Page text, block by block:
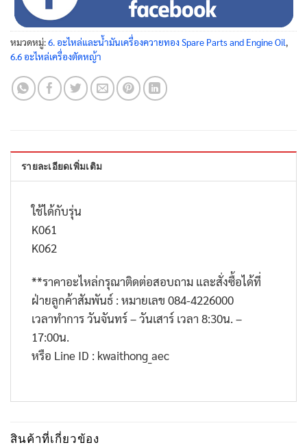
หมวดหมู่:6. อะไหล่และน้ำมันเครื่องควายทอง Spare Parts and Engine Oil
6.6 อะไหล่เครื่องตัดหญ้า
รายละเอียดเพิ่มเติม
ใช้ได้กับรุ่น
K061
K062
**ราคาอะไหล่กรุณาติดต่อสอบถาม และสั่งซื้อได้ที่
ฝ่ายลูกค้าสัมพันธ์ : หมายเลข 084-4226000
เวลาทำการ วันจันทร์ – วันเสาร์ เวลา 8:30น. –
17:00น.
หรือ Line ID : kwaithong_aec
สินค้าที่เกี่ยวข้อง